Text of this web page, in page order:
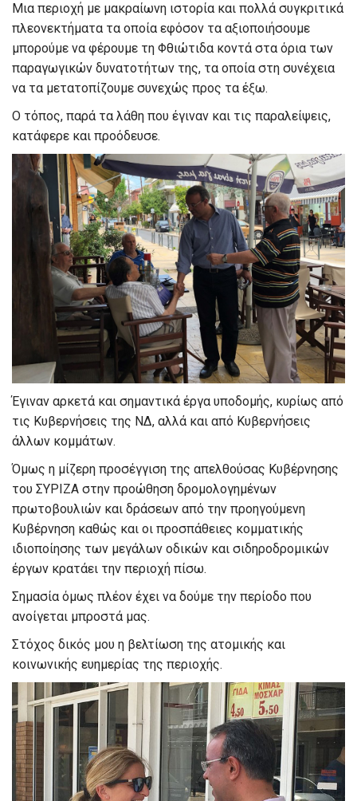
Μια περιοχή με μακραίωνη ιστορία και πολλά συγκριτικά
πλεονεκτήματα τα οποία εφόσον τα αξιοποιήσουμε
μπορούμε να φέρουμε τη Φθιώτιδα κοντά στα όρια των
παραγωγικών δυνατοτήτων της, τα οποία στη συνέχεια
να τα μετατοπίζουμε συνεχώς προς τα έξω.
Ο τόπος, παρά τα λάθη που έγιναν και τις παραλείψεις,
κατάφερε και προόδευσε.
Έγιναν αρκετά και σημαντικά έργα υποδομής, κυρίως από
τις Κυβερνήσεις της ΝΔ, αλλά και από Κυβερνήσεις
άλλων κομμάτων.
Όμως η μίζερη προσέγγιση της απελθούσας Κυβέρνησης
του ΣΥΡΙΖΑ στην προώθηση δρομολογημένων
πρωτοβουλιών και δράσεων από την προηγούμενη
Κυβέρνηση καθώς και οι προσπάθειες κομματικής
ιδιοποίησης των μεγάλων οδικών και σιδηροδρομικών
έργων κρατάει την περιοχή πίσω.
Σημασία όμως πλέον έχει να δούμε την περίοδο που
ανοίγεται μπροστά μας.
Στόχος δικός μου η βελτίωση της ατομικής και
κοινωνικής ευημερίας της περιοχής.